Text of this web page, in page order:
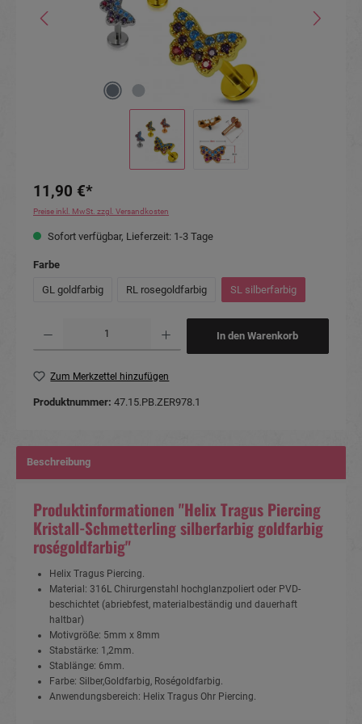
11,90 €*
Preise inkl. MwSt. zzgl. Versandkosten
Sofort verfügbar, Lieferzeit: 1-3 Tage
Farbeauswählen
GL goldfarbig RL rosegoldfarbig SL silberfarbig
In den Warenkorb
Zum Merkzettel hinzufügen
Produktnummer: 47.15.PB.ZER978.1
Beschreibung
Produktinformationen "Helix Tragus Piercing
Kristall-Schmetterling silberfarbig goldfarbig
roségoldfarbig"
Helix Tragus Piercing.
Material: 316L Chirurgenstahl hochglanzpoliert oder PVD-
beschichtet (abriebfest, materialbeständig und dauerhaft
haltbar)
Motivgröße: 5mm x 8mm
Stabstärke: 1,2mm.
Stablänge: 6mm.
Farbe: Silber,Goldfarbig, Roségoldfarbig.
Anwendungsbereich: Helix Tragus Ohr Piercing.